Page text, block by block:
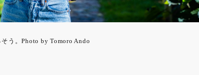
う。Photo by Tomoro Ando